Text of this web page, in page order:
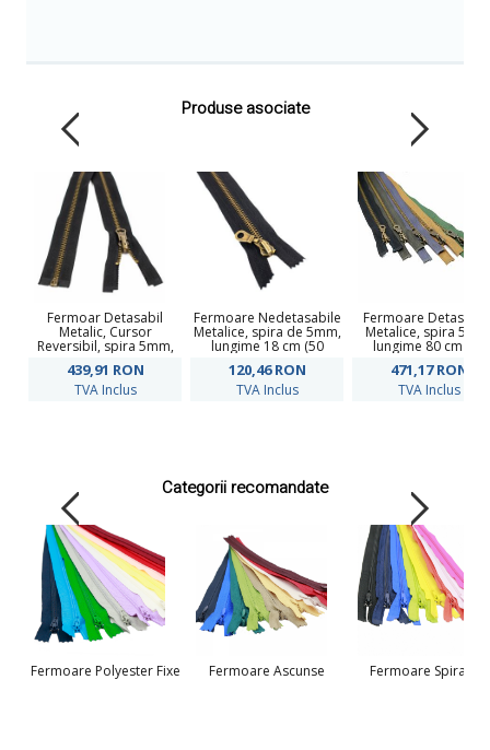
Produse asociate
Fermoar Detasabil
Metalic, Cursor
Reversibil, spira 5mm,
buc/pachet)Negru
439,91 RON
TVA Inclus
Fermoare Nedetasabile
Metalice, spira de 5mm,
lungime 18 cm (50
120,46RON
TVA Inclus
Fermoare
Metalice, spira
lungime 80 cm (50
471,17RON
TVA Inclus
Categorii recomandate
Fermoare Polyester Fixe Fermoare Ascunse Fermoare Spiralate